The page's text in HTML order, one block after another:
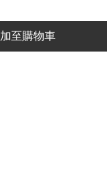
加至購物車